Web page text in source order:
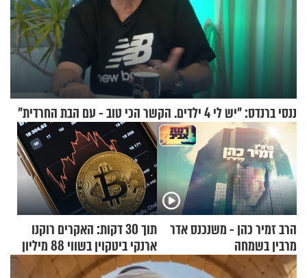
ננסי ברנדס: "יש לי 4 ילדים. הקשר הכי טוב - עם הבת החרדית"
הרב זמיר כהן - משנכנס אדר
מרבין בשמחה
תוך 30 דקות: האקרים רוקנו
ארנקי ביטקוין בשווי 88 מיליון
דולר